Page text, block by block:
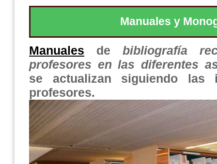
Manuales y
Manuales de bibliografía
profesores en las diferentes
se actualizan siguiendo las
profesores.